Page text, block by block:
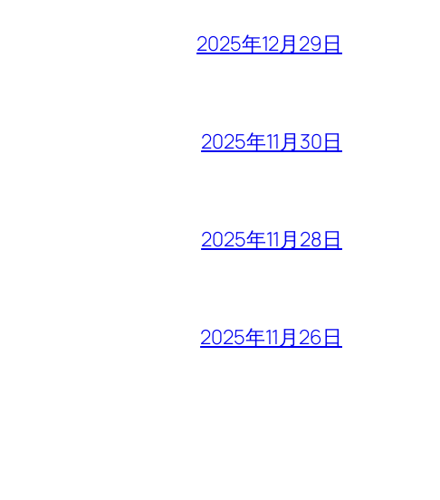
2025年12月29日
2025年11月30日
2025年11月28日
2025年11月26日